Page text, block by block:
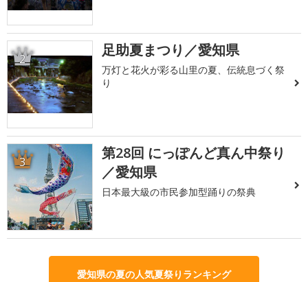
2 足助夏まつり／愛知県
万灯と花火が彩る山里の夏、伝統息づく祭
り
3
第28回 にっぽんど真ん中祭り
／愛知県
日本最大級の市民参加型踊りの祭典
愛知県の夏の人気夏祭りランキング